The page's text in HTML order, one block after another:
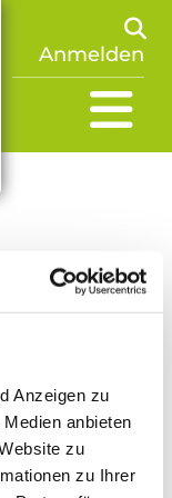
Anzeigen zu
anbieten
zu
zu Ihrer
Anmelden
im